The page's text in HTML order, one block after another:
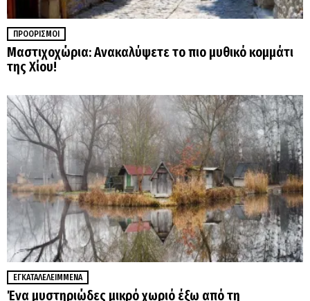
ΠΡΟΟΡΙΣΜΟΊ
Μαστιχοχώρια: Ανακαλύψετε το πιο μυθικό κομμάτι
της Χίου!
ΕΓΚΑΤΑΛΕΛΕΙΜΜΈΝΑ
Ένα μυστηριώδες μικρό χωριό έξω από τη